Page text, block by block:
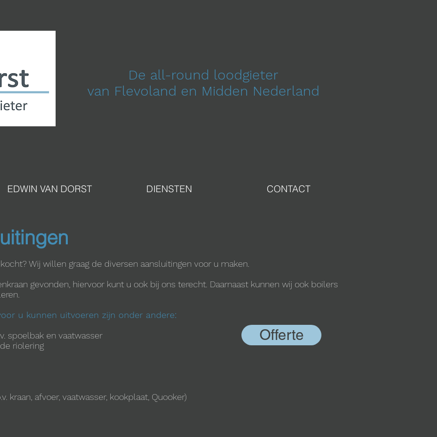
De all-round loodgieter
van Flevoland en Midden Nederland
EDWIN VAN DORST DIENSTEN CONTACT
Wij willen graag de diversen aansluitingen voor u maken.
gevonden, hiervoor kunt u ook bij ons terecht. Daarnaast kunnen wij ook boilers
u kunnen uitvoeren zijn onder andere:
spoelbak en vaatwasser
riolering
kraan, afvoer, vaatwasser, kookplaat, Quooker)
Offerte